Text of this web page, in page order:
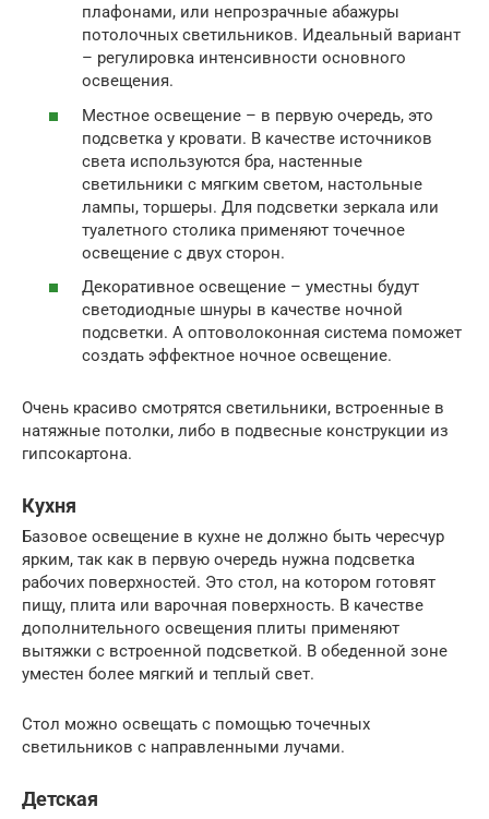
плафонами, или непрозрачные абажуры
потолочных светильников. Идеальный вариант
– регулировка интенсивности основного
освещения.
Местное освещение – в первую очередь, это
подсветка у кровати. В качестве источников
света используются бра, настенные
светильники с мягким светом, настольные
лампы, торшеры. Для подсветки зеркала или
туалетного столика применяют точечное
освещение с двух сторон.
Декоративное освещение – уместны будут
светодиодные шнуры в качестве ночной
подсветки. А оптоволоконная система поможет
создать эффектное ночное освещение.
Очень красиво смотрятся светильники, встроенные в
натяжные потолки, либо в подвесные конструкции из
гипсокартона.
Кухня
Базовое освещение в кухне не должно быть чересчур
ярким, так как в первую очередь нужна подсветка
рабочих поверхностей. Это стол, на котором готовят
пищу, плита или варочная поверхность. В качестве
дополнительного освещения плиты применяют
вытяжки с встроенной подсветкой. В обеденной зоне
уместен более мягкий и теплый свет.
Стол можно освещать с помощью точечных
светильников с направленными лучами.
Детская